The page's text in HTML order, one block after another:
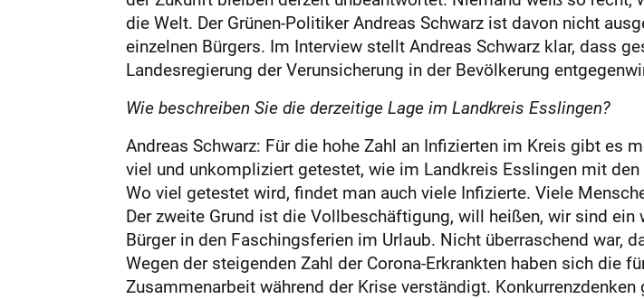
die Welt. Der Grünen-Politiker Andreas Schwarz ist davon nicht
einzelnen Bürgers. Im Interview stellt Andreas Schwarz klar, dass
Landesregierung der Verunsicherung in der Bevölkerung
Wie beschreiben Sie die derzeitige Lage im Landkreis Esslingen?
Andreas Schwarz: Für die hohe Zahl an Infizierten im Kreis gibt es
viel und unkompliziert getes­tet, wie im Landkreis Esslingen mit
Wo viel getestet wird, findet man auch viele Infizierte. Viele
Der zweite Grund ist die Vollbeschäftigung, will heißen, wir sind
Bürger in den Faschingsferien im Urlaub. Nicht überraschend war,
Wegen der steigenden Zahl der Corona-Erkrankten haben sich die
Zusammenarbeit während der Krise verständigt.